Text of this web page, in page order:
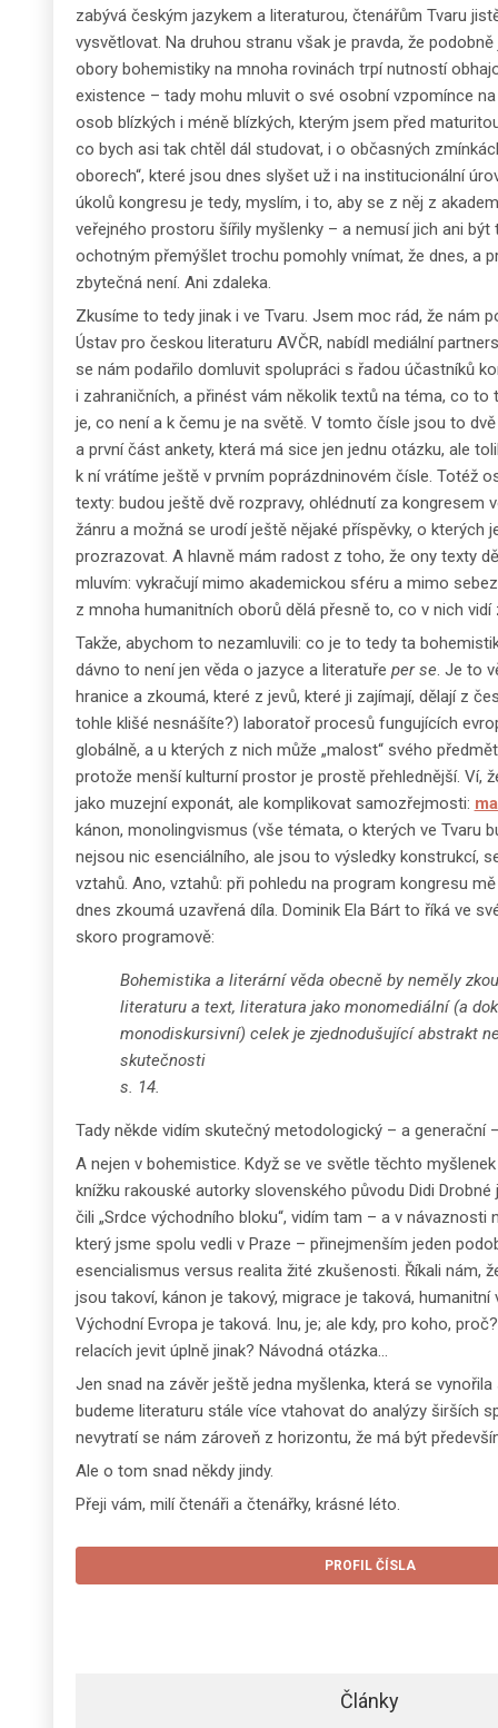
zabývá českým jazykem a literaturou, čtenářům Tvaru
vysvětlovat. Na druhou stranu však je pravda, že
obory bohemistiky na mnoha rovinách trpí nutností
existence – tady mohu mluvit o své osobní vzpomínce
osob blízkých i méně blízkých, kterým jsem před
co bych asi tak chtěl dál studovat, i o občasných
oborech“, které jsou dnes slyšet už i na institucionální
úkolů kongresu je tedy, myslím, i to, aby se z něj z
veřejného prostoru šířily myšlenky – a nemusí jich ani být
ochotným přemýšlet trochu pomohly vnímat, že dnes, a
zbytečná není. Ani zdaleka.
Zkusíme to tedy jinak i ve Tvaru. Jsem moc rád, že nám
Ústav pro českou literaturu AVČR, nabídl mediální
se nám podařilo domluvit spolupráci s řadou účastníků
i zahraničních, a přinést vám několik textů na téma, co to
je, co není a k čemu je na světě. V tomto čísle jsou to
a první část ankety, která má sice jen jednu otázku, ale
k ní vrátíme ještě v prvním poprázdninovém čísle. Totéž
texty: budou ještě dvě rozpravy, ohlédnutí za kongresem
žánru a možná se urodí ještě nějaké příspěvky, o kterých
prozrazovat. A hlavně mám radost z toho, že ony texty
mluvím: vykračují mimo akademickou sféru a mimo
z mnoha humanitních oborů dělá přesně to, co v nich vidí
Takže, abychom to nezamluvili: co je to tedy ta
dávno to není jen věda o jazyce a literatuře per se. Je to
hranice a zkoumá, které z jevů, které ji zajímají, dělají z
tohle klišé nesnášíte?) laboratoř procesů fungujících
globálně, a u kterých z nich může „malost“ svého
protože menší kulturní prostor je prostě přehlednější. Ví,
jako muzejní exponát, ale komplikovat samozřejmosti:
kánon, monolingvismus (vše témata, o kterých ve Tvaru
nejsou nic esenciálního, ale jsou to výsledky konstrukcí,
vztahů. Ano, vztahů: při pohledu na program kongresu
dnes zkoumá uzavřená díla. Dominik Ela Bárt to říká ve
skoro programově:
Bohemistika a literární věda obecně by neměly
literaturu a text, literatura jako monomediální (a
monodiskursivní) celek je zjednodušující abstrakt
skutečnosti
s. 14.
Tady někde vidím skutečný metodologický – a generační
A nejen v bohemistice. Když se ve světle těchto
knížku rakouské autorky slovenského původu Didi
čili „Srdce východního bloku“, vidím tam – a v návaznosti
který jsme spolu vedli v Praze – přinejmenším jeden
esencialismus versus realita žité zkušenosti. Říkali nám,
jsou takoví, kánon je takový, migrace je taková, humanitní
Východní Evropa je taková. Inu, je; ale kdy, pro koho,
relacích jevit úplně jinak? Návodná otázka…
Jen snad na závěr ještě jedna myšlenka, která se
budeme literaturu stále více vtahovat do analýzy širších
nevytratí se nám zároveň z horizontu, že má být
Ale o tom snad někdy jindy.
Přeji vám, milí čtenáři a čtenářky, krásné léto.
PROFIL ČÍSLA
Články